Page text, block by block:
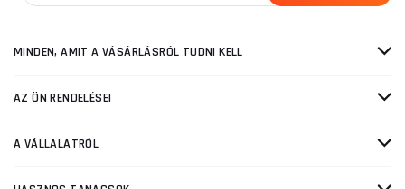
MINDEN, AMIT A VÁSÁRLÁSRÓL TUDNI KELL
AZ ÖN RENDELÉSEI
A VÁLLALATRÓL